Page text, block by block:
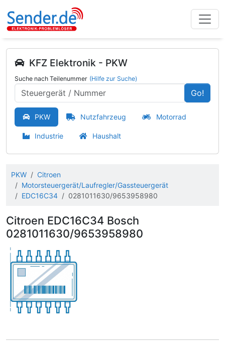
KFZ Elektronik - PKW
Suche nach Teilenummer (Hilfe zur Suche)
Go!
PKW Nutzfahrzeug Motorrad
Industrie Haushalt
PKW
Citroen
Motorsteuergerät/Laufregler/Gassteuergerät
EDC16C34
0281011630/9653958980
Citroen EDC16C34 Bosch
0281011630/9653958980